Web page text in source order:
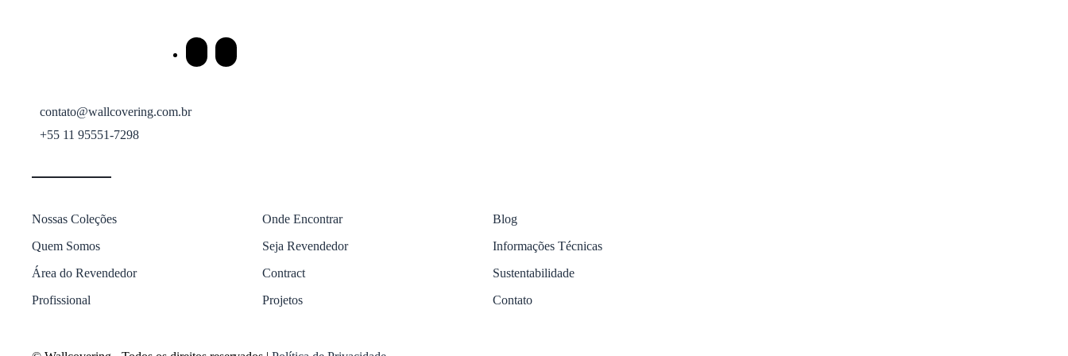
contato@wallcovering.com.br
+55 11 95551-7298
Nossas Coleções
Quem Somos
Área do Revendedor
Profissional
Onde Encontrar
Seja Revendedor
Contract
Projetos
Blog
Informações Técnicas
Sustentabilidade
Contato